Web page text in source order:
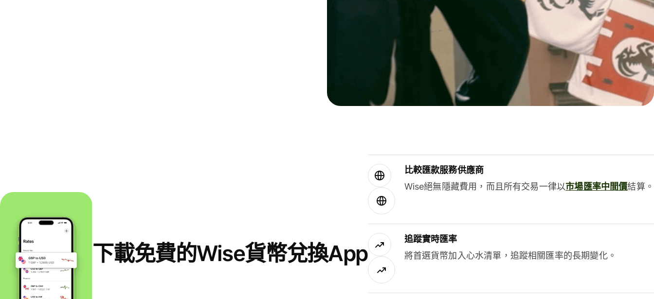
下載免費的Wise貨幣兌換App
比較匯款服務供應商
Wise絕無隱藏費用，而且所有交易一律以市場匯率中間價結算。
追蹤實時匯率
將首選貨幣加入心水清單，追蹤相關匯率的長期變化。